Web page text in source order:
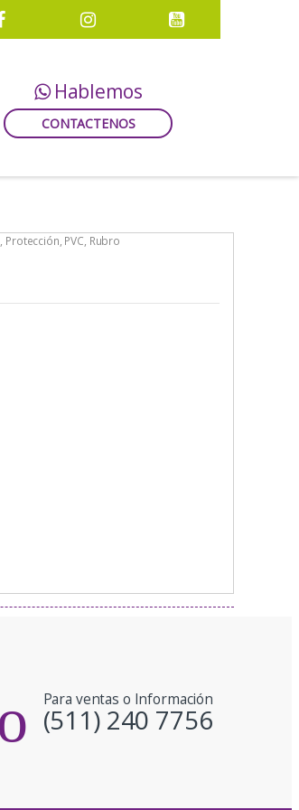
Hablemos
CONTACTENOS
, Protección, PVC, Rubro
Para ventas o Información
(511) 240 7756